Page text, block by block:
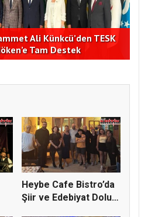
Ofisi’nden Toplu İş
Heybe Cafe Bistro’da
Şiir ve Edebiyat Dolu